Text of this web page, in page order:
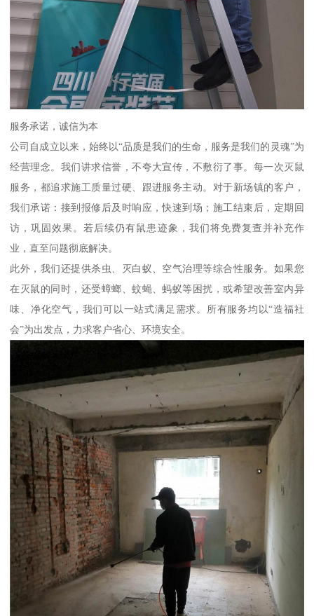
服务承诺，诚信为本
公司自成立以来，始终以“品质是我们的生命，服务是我们的灵魂”为
经营理念。我们讲求信誉，不夸大宣传，不敷衍了事。每一次灭鼠
服务，都追求施工质量过硬、跟进服务主动。对于新场镇的客户，
我们承诺：接到报修后及时响应，快速到场；施工结束后，定期回
访，巩固效果。若后续仍有鼠患迹象，我们将免费复查并补充作
业，直至问题彻底解决。
此外，我们还提供杀虫、灭白蚁、空气治理等综合性服务。如果您
在灭鼠的同时，还受蟑螂、蚊蝇、蚂蚁等困扰，或希望改善室内异
味、净化空气，我们可以一站式满足需求。所有服务均以“造福社
会”为出发点，力求客户省心、环境安全。